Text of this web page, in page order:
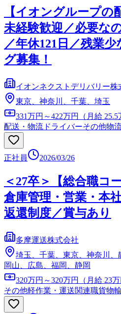
【イオングループの
未経験歓迎／必要な
／年休121日／残業
グ募集！
イオンネクストデリバリー株
東京、神奈川、千葉、埼玉
331万円～422万円（月給 25.5
配送・物流ドライバーその他物
正社員 2026/03/26
＜27卒＞【総合職コ
倉庫管理・営業・本
返還制度／賞与あり
多摩運送株式会社
埼玉、千葉、東京、神奈川、
岡山、広島、福岡、静岡
320万円～320万円（月給 23万
その他軽作業・運送関連職貨物